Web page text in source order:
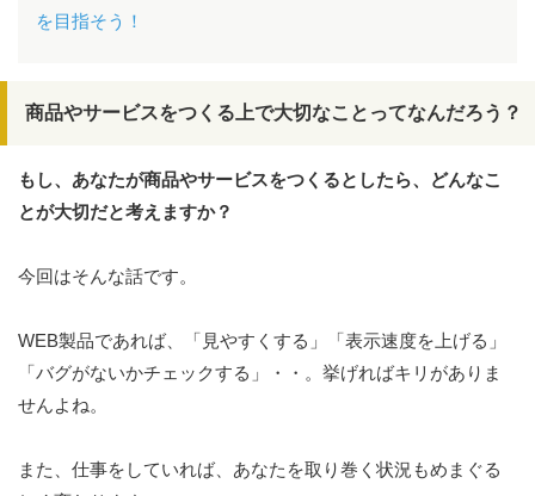
を目指そう！
商品やサービスをつくる上で大切なことってなんだろう？
もし、あなたが商品やサービスをつくるとしたら、どんなこ
とが大切だと考えますか？
今回はそんな話です。
WEB製品であれば、「見やすくする」「表示速度を上げる」
「バグがないかチェックする」・・。挙げればキリがありま
せんよね。
また、仕事をしていれば、あなたを取り巻く状況もめまぐる